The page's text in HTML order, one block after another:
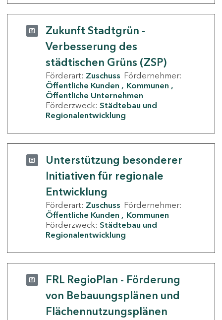
Zukunft Stadtgrün -
Verbesserung des
städtischen Grüns (ZSP)
Förderart: Zuschuss Fördernehmer:
Öffentliche Kunden
Kommunen
Öffentliche Unternehmen
Förderzweck: Städtebau und
Regionalentwicklung
Unterstützung besonderer
Initiativen für regionale
Entwicklung
Förderart: Zuschuss Fördernehmer:
Öffentliche Kunden
Kommunen
Förderzweck: Städtebau und
Regionalentwicklung
FRL RegioPlan - Förderung
von Bebauungsplänen und
Flächennutzungsplänen